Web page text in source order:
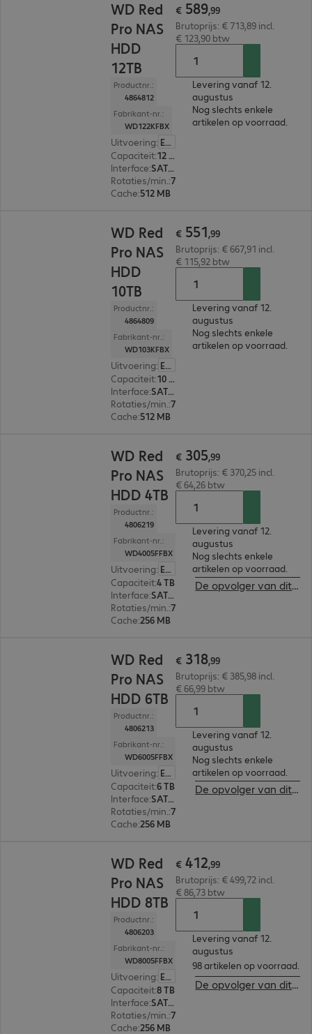
WD Red
Pro NAS
HDD
12TB
Productnr.:
4864812
Fabrikant-nr.:
WD122KFBX
Uitvoering: Europa
Capaciteit:
12 TB
Interface:
SATA 3.0 (6 Gbit/s) 8,9 cm (3,5")
Rotaties/min. : 7.200 rpm
Cache:512 MB
€ 589,99
Brutoprijs: € 713,89 incl.
€ 123,90 btw
Levering vanaf 12.
augustus
Nog slechts enkele
artikelen op voorraad.
WD Red
Pro NAS
HDD
10TB
Productnr.:
4864809
Fabrikant-nr.:
WD103KFBX
Uitvoering: Europa
Capaciteit:
10 TB
Interface:
SATA 3.0 (6 Gbit/s) 8,9 cm (3,5")
Rotaties/min. : 7.200 rpm
Cache:512 MB
€ 551,99
Brutoprijs: € 667,91 incl.
€ 115,92 btw
Levering vanaf 12.
augustus
Nog slechts enkele
artikelen op voorraad.
WD Red
Pro NAS
HDD 4TB
Productnr.:
4806219
Fabrikant-nr.:
WD4005FFBX
Uitvoering: Europa
Capaciteit:4 TB
Interface:
SATA 3.0 (6 Gbit/s) 8,9 cm (3,5")
Rotaties/min. : 7.200 rpm
Cache:256 MB
€ 305,99
Brutoprijs: € 370,25 incl.
€ 64,26 btw
Levering vanaf 12.
augustus
Nog slechts enkele
artikelen op voorraad.
De opvolger van dit product bekijken
WD Red
Pro NAS
HDD 6TB
Productnr.:
4806213
Fabrikant-nr.:
WD6005FFBX
Uitvoering: Europa
Capaciteit:6 TB
Interface:
SATA 3.0 (6 Gbit/s) 8,9 cm (3,5")
Rotaties/min. : 7.200 rpm
Cache:256 MB
€ 318,99
Brutoprijs: € 385,98 incl.
€ 66,99 btw
Levering vanaf 12.
augustus
Nog slechts enkele
artikelen op voorraad.
De opvolger van dit product bekijken
WD Red
Pro NAS
HDD 8TB
Productnr.:
4806203
Fabrikant-nr.:
WD8005FFBX
Uitvoering: Europa
Capaciteit:8 TB
Interface:
SATA 3.0 (6 Gbit/s) 8,9 cm (3,5")
Rotaties/min. : 7.200 rpm
Cache:256 MB
€ 412,99
Brutoprijs: € 499,72 incl.
€ 86,73 btw
Levering vanaf 12.
augustus
98 artikelen op voorraad.
De opvolger van dit product bekijken